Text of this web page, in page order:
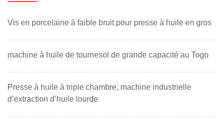
Vis en porcelaine à faible bruit pour presse à huile en gros
machine à huile de tournesol de grande capacité au Togo
Presse à huile à triple chambre, machine industrielle
d’extraction d’huile lourde